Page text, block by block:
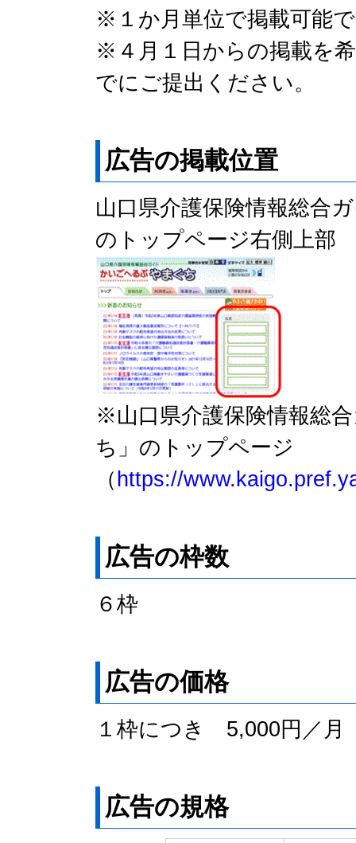
※１か月単位で掲載可能
※４月１日からの掲載を
でにご提出ください。
広告の掲載位置
山口県介護保険情報総合
のトップページ右側上部
※山口県介護保険情報総
ち」のトップページ
（https://
広告の枠数
６枠
広告の価格
１枠につき 5,000円／月
広告の規格